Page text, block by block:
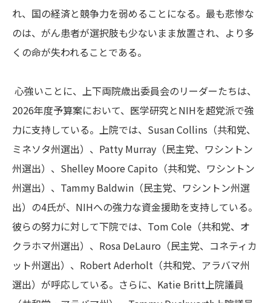
れ、国の経済と競争力を弱めることになる。最も悲惨な
のは、がん患者が選択肢も少ないまま放置され、より多
くの命が失われることである。
心強いことに、上下両院歳出委員会のリーダーたちは、
2026年度予算案において、医学研究とNIHを超党派で強
力に支持している。上院では、Susan Collins（共和党、
ミネソタ州選出）、Patty Murray（民主党、ワシントン
州選出）、Shelley Moore Capito（共和党、ワシントン
州選出）、Tammy Baldwin（民主党、ワシントン州選
出）の4氏が、NIHへの強力な資金援助を支持している。
彼らの努力に対して下院では、Tom Cole（共和党、オ
クラホマ州選出）、Rosa DeLauro（民主党、コネティカ
ット州選出）、Robert Aderholt（共和党、アラバマ州
選出）が呼応している。さらに、Katie Britt上院議員